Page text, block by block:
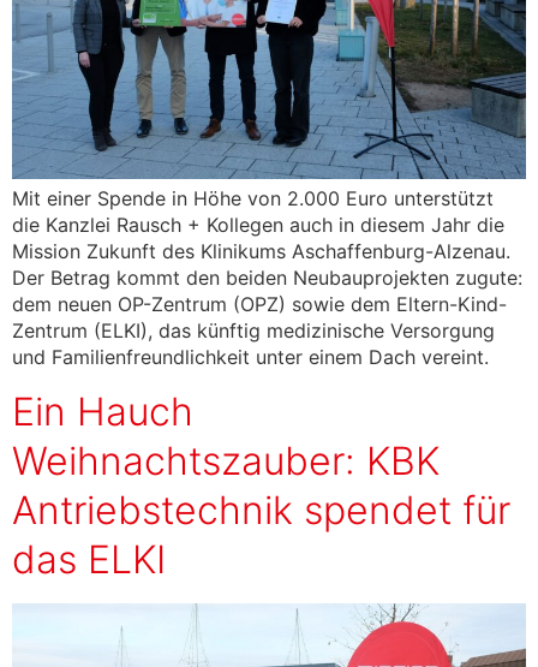
Mit einer Spende in Höhe von 2.000 Euro unterstützt
die Kanzlei Rausch + Kollegen auch in diesem Jahr die
Mission Zukunft des Klinikums Aschaffenburg-Alzenau.
Der Betrag kommt den beiden Neubauprojekten zugute:
dem neuen OP-Zentrum (OPZ) sowie dem Eltern-Kind-
Zentrum (ELKI), das künftig medizinische Versorgung
und Familienfreundlichkeit unter einem Dach vereint.
Ein Hauch
Weihnachtszauber: KBK
Antriebstechnik spendet für
das ELKI